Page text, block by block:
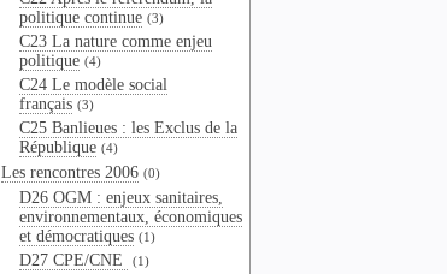
politique continue (3)
C23 La nature comme enjeu
politique (4)
C24 Le modèle social
français (3)
C25 Banlieues : les Exclus de la
République (4)
Les rencontres 2006 (0)
D26 OGM : enjeux sanitaires,
environnementaux, économiques
et démocratiques (1)
D27 CPE/CNE (1)